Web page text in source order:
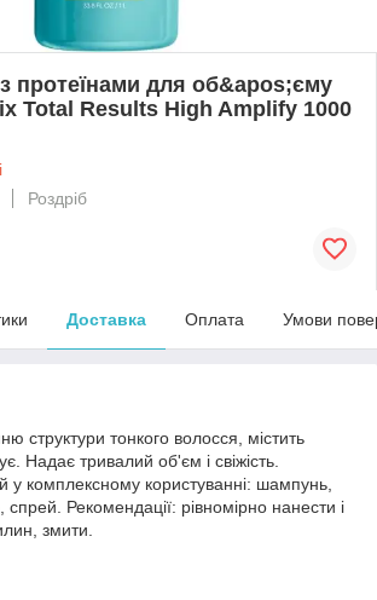
протеїнами для об&apos;єму
Total Results High Amplify 1000
Роздріб
Доставка Оплата Умови
структури тонкого волосся, містить
Надає тривалий об'єм і свіжість.
у комплексному користуванні: шампунь,
Рекомендації: рівномірно нанести і
змити.